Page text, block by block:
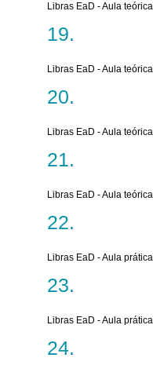
Libras EaD - Aula
Libras EaD - Aula
Libras EaD - Aula
Libras EaD - Aula
Libras EaD - Aula
Libras EaD - Aula